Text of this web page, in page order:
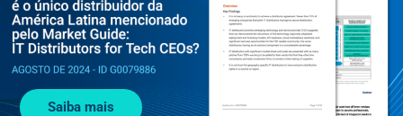
Saiba mais